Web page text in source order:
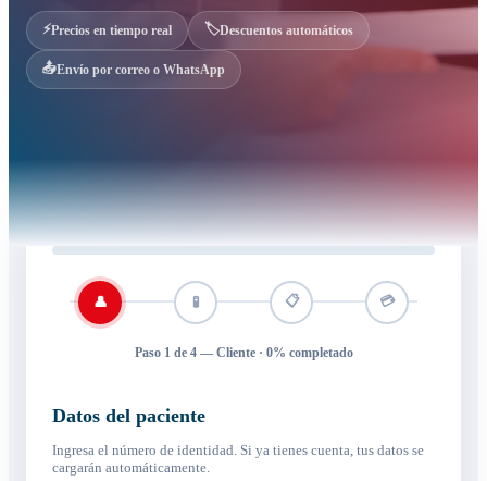
⚡ Precios en tiempo real 🏷️ Descuentos automáticos
📤 Envío por correo o WhatsApp
👤 🧪 📋 💳
Paso 1de 4— Cliente· 0% completado
Datos del paciente
Ingresa el número de identidad. Si ya tienes cuenta, tus datos se
cargarán automáticamente.